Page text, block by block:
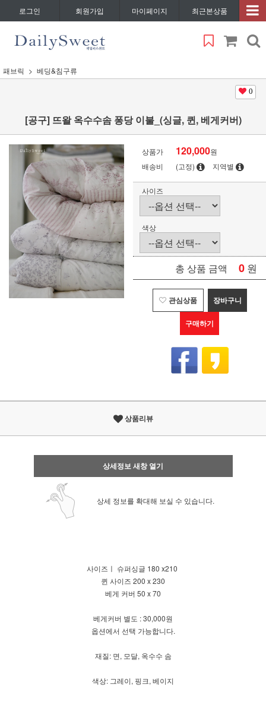
로그인 회원가입 마이페이지 최근본상품
패브릭 베딩&침구류
0
[공구] 뜨왈 옥수수솜 퐁당 이불_(싱글, 퀸, 베게커버)
상품가 120,000원
배송비
(고정) 지역별
사이즈
색상
총 상품 금액 0 원
관심상품 장바구니
구매하기
상품리뷰
상세정보 새창 열기
상세 정보를 확대해 보실 수 있습니다.
사이즈ㅣ 슈퍼싱글 180 x210
퀸 사이즈 200 x 230
베게 커버 50 x 70
베게커버 별도 : 30,000원
옵션에서 선택 가능합니다.
재질: 면, 모달, 옥수수 솜
색상: 그레이, 핑크, 베이지